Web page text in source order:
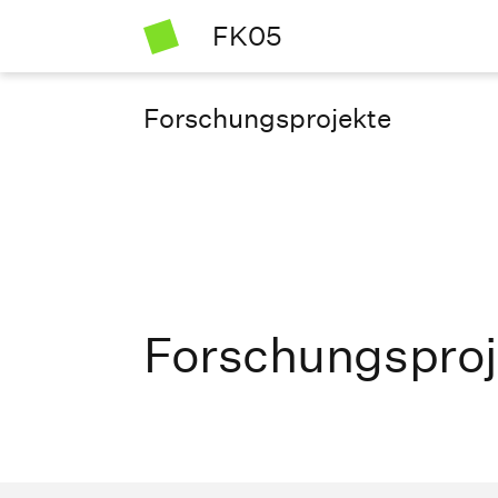
FK05
Forschungsprojekte